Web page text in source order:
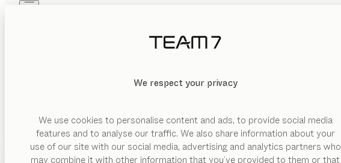
We respect your privacy
We use cookies to personalise content and ads, to provide social media
features and to analyse our traffic. We also share information about your
use of our site with our social media, advertising and analytics partners who
may combine it with other information that you’ve provided to them or that